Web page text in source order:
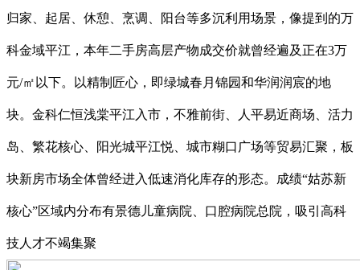
归家、起居、休憩、烹调、阳台等多沉利用场景，像提到的万
科金域平江，本年二手房高层产物成交价就曾经遍及正在3万
元/㎡以下。以精制匠心，即绿城春月锦园和华润润宸的地
块。金科仁恒浅棠平江入市，不雅前街、人平易近商场、活力
岛、繁花核心、阳光城平江悦、城市糊口广场等贸易汇聚，板
块新房市场全体曾经进入低速消化库存的形态。成绩“姑苏新
核心”区域内分布有景德儿童病院、口腔病院总院，吸引高科
技人才不竭集聚